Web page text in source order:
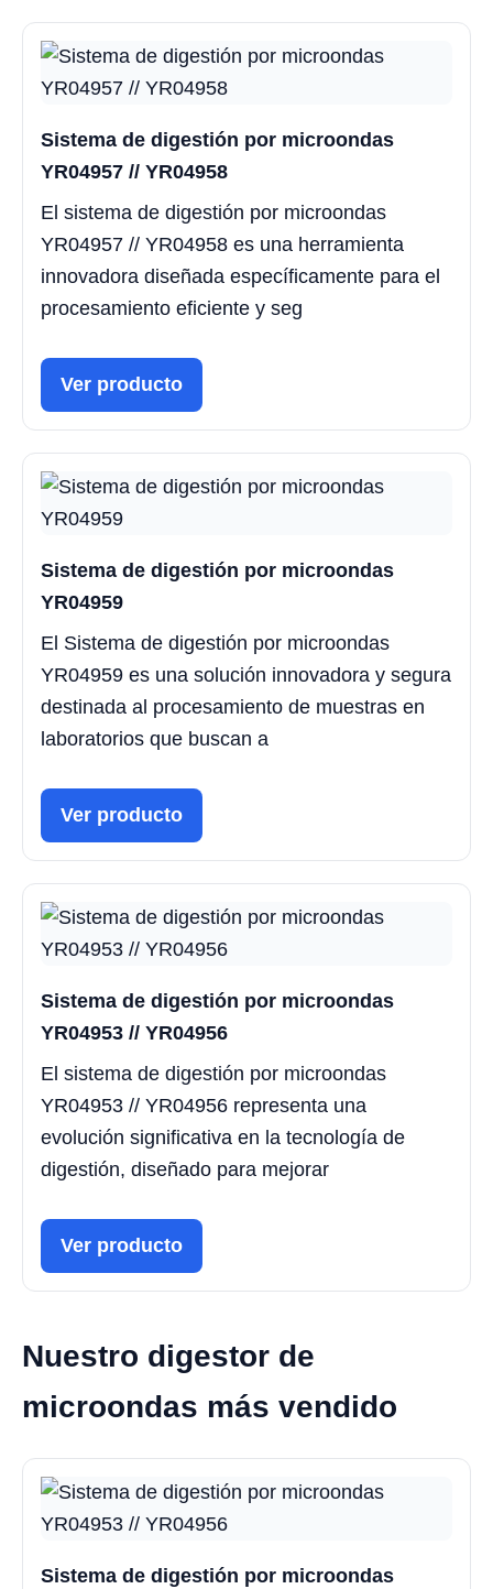
Sistema de digestión por microondas
YR04957 // YR04958
El sistema de digestión por microondas
YR04957 // YR04958 es una herramienta
innovadora diseñada específicamente para el
procesamiento eficiente y seg
Ver producto
Sistema de digestión por microondas
YR04959
El Sistema de digestión por microondas
YR04959 es una solución innovadora y segura
destinada al procesamiento de muestras en
laboratorios que buscan a
Ver producto
Sistema de digestión por microondas
YR04953 // YR04956
El sistema de digestión por microondas
YR04953 // YR04956 representa una
evolución significativa en la tecnología de
digestión, diseñado para mejorar
Ver producto
Nuestro digestor de
microondas más vendido
Sistema de digestión por microondas